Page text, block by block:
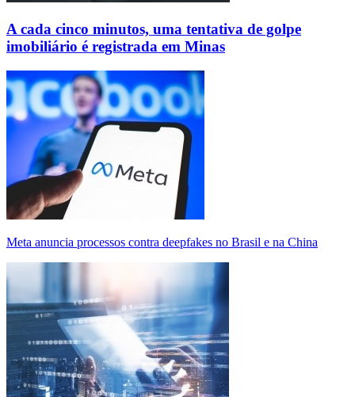
A cada cinco minutos, uma tentativa de golpe
imobiliário é registrada em Minas
Meta anuncia processos contra deepfakes no Brasil e na China